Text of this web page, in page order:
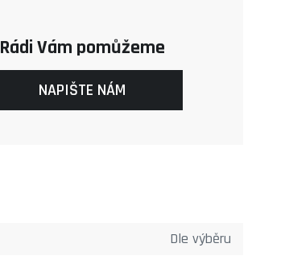
Rádi Vám pomůžeme
NAPIŠTE NÁM
Dle výběru